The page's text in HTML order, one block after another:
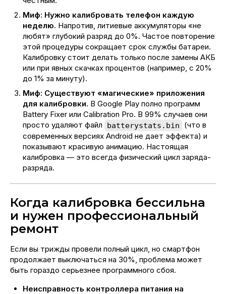
Миф: Нужно калибровать телефон каждую
неделю. Напротив, литиевые аккумуляторы «не
любят» глубокий разряд до 0%. Частое повторение
этой процедуры сокращает срок службы батареи.
Калибровку стоит делать только после замены АКБ
или при явных скачках процентов (например, с 20%
до 1% за минуту).
Миф: Существуют «магические» приложения
для калибровки. В Google Play полно программ
Battery Fixer или Calibration Pro. В 99% случаев они
просто удаляют файл
batterystats.bin
(что в
современных версиях Android не дает эффекта) и
показывают красивую анимацию. Настоящая
калибровка — это всегда физический цикл заряда-
разряда.
Когда калибровка бессильна
и нужен профессиональный
ремонт
Если вы трижды провели полный цикл, но смартфон
продолжает выключаться на 30%, проблема может
быть гораздо серьезнее программного сбоя.
Неисправность контроллера питания на